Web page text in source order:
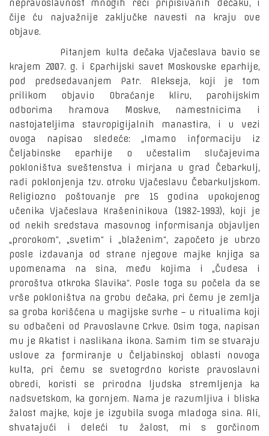
nepravoslavnost mnogih reči pripisivanih dečaku, i
čije ću najvažnije zaključke navesti na kraju ove
objave.
Pitanjem kulta dečaka Vjačeslava bavio se
krajem 2007. g. i Eparhijski savet Moskovske eparhije,
pod predsedavanjem Patr. Alekseja, koji je tom
prilikom objavio Obraćanje kliru, parohijskim
odborima hramova Moskve, namestnicima i
nastojateljima stavropigijalnih manastira, i u vezi
ovoga napisao sledeće: „Imamo informaciju iz
Čeljabinske eparhije o učestalim slučajevima
pokloništva sveštenstva i mirjana u grad Čebarkulj,
radi poklonjenja tzv. otroku Vjačeslavu Čebarkuljskom.
Religiozno poštovanje pre 15 godina upokojenog
učenika Vjačeslava Krašeninikova (1982-1993), koji je
od nekih sredstava masovnog informisanja objavljen
„prorokom“, „svetim“ i „blaženim“, započeto je ubrzo
posle izdavanja od strane njegove majke knjiga sa
upomenama na sina, među kojima i „Čudesa i
proroštva otkroka Slavika“. Posle toga su počela da se
vrše pokloništva na grobu dečaka, pri čemu je zemlja
sa groba korišćena u magijske svrhe – u ritualima koji
su odbačeni od Pravoslavne Crkve. Osim toga, napisan
mu je Akatist i naslikana ikona. Samim tim se stvaraju
uslove za formiranje u Čeljabinskoj oblasti novoga
kulta, pri čemu se svetogrdno koriste pravoslavni
obredi, koristi se prirodna ljudska stremljenja ka
nadsvetskom, ka gornjem. Nama je razumljiva i bliska
žalost majke, koje je izgubila svoga mladoga sina. Ali,
shvatajući i deleći tu žalost, mi s gorčinom